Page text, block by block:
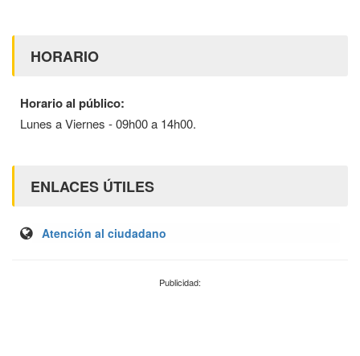
HORARIO
Horario al público:
Lunes a Viernes - 09h00 a 14h00.
ENLACES ÚTILES
Atención al ciudadano
Publicidad: